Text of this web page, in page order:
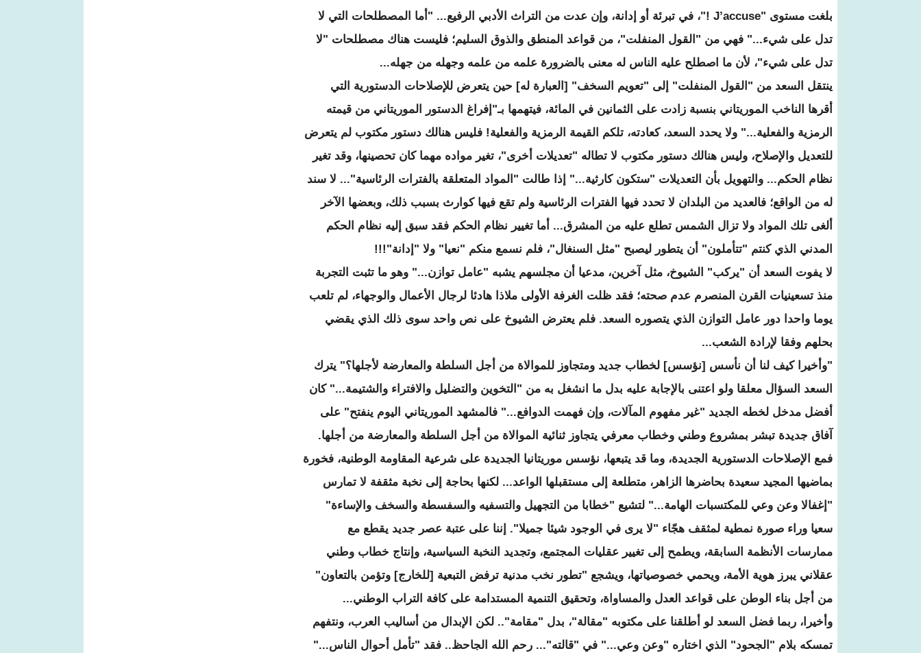
بلغت مستوى "J’accuse !"، في تبرئة أو إدانة، وإن عدت من التراث الأدبي الرفيع... "أما المصطلحات التي لا
تدل على شيء..." فهي من "القول المنفلت"، من قواعد المنطق والذوق السليم؛ فليست هناك مصطلحات "لا
تدل على شيء"، لأن ما اصطلح عليه الناس له معنى بالضرورة علمه من علمه وجهله من جهله...
ينتقل السعد من "القول المنفلت" إلى "تعويم السخف" [العبارة له] حين يتعرض للإصلاحات الدستورية التي
أقرها الناخب الموريتاني بنسبة زادت على الثمانين في المائة، فيتهمها بـ"إفراغ الدستور الموريتاني من قيمته
الرمزية والفعلية..." ولا يحدد السعد، كعادته، تلكم القيمة الرمزية والفعلية! فليس هنالك دستور مكتوب لم يتعرض
للتعديل والإصلاح، وليس هنالك دستور مكتوب لا تطاله "تعديلات أخرى"، تغير مواده مهما كان تحصينها، وقد تغير
نظام الحكم... والتهويل بأن التعديلات "ستكون كارثية..." إذا طالت "المواد المتعلقة بالفترات الرئاسية"... لا سند
له من الواقع؛ فالعديد من البلدان لا تحدد فيها الفترات الرئاسية ولم تقع فيها كوارث بسبب ذلك، وبعضها الآخر
ألغى تلك المواد ولا تزال الشمس تطلع عليه من المشرق... أما تغيير نظام الحكم فقد سبق إليه نظام الحكم
المدني الذي كنتم "تتأملون" أن يتطور ليصبح "مثل السنغال"، فلم نسمع منكم "نعيا" ولا "إدانة"!!!
لا يفوت السعد أن "يركب" الشيوخ، مثل آخرين، مدعيا أن مجلسهم يشبه "عامل توازن..." وهو ما تثبت التجربة
منذ تسعينيات القرن المنصرم عدم صحته؛ فقد ظلت الغرفة الأولى ملاذا هادئا لرجال الأعمال والوجهاء، لم تلعب
يوما واحدا دور عامل التوازن الذي يتصوره السعد. فلم يعترض الشيوخ على نص واحد سوى ذلك الذي يقضي
بحلهم وفقا لإرادة الشعب...
"وأخيرا كيف لنا أن نأسس [نؤسس] لخطاب جديد ومتجاوز للموالاة من أجل السلطة والمعارضة لأجلها؟" يترك
السعد السؤال معلقا ولو اعتنى بالإجابة عليه بدل ما انشغل به من "التخوين والتضليل والافتراء والشتيمة..." كان
أفضل مدخل لخطه الجديد "غير مفهوم المآلات، وإن فهمت الدوافع..." فالمشهد الموريتاني اليوم ينفتح" على
آفاق جديدة تبشر بمشروع وطني وخطاب معرفي يتجاوز ثنائية الموالاة من أجل السلطة والمعارضة من أجلها.
فمع الإصلاحات الدستورية الجديدة، وما قد يتبعها، نؤسس موريتانيا الجديدة على شرعية المقاومة الوطنية، فخورة
بماضيها المجيد سعيدة بحاضرها الزاهر، متطلعة إلى مستقبلها الواعد... لكنها بحاجة إلى نخبة مثقفة لا تمارس
"إغفالا وعن وعي للمكتسبات الهامة..." لتشيع "خطابا من التجهيل والتسفيه والسفسطة والسخف والإساءة"
سعيا وراء صورة نمطية لمثقف هجّاء "لا يرى في الوجود شيئا جميلا". إننا على عتبة عصر جديد يقطع مع
ممارسات الأنظمة السابقة، ويطمح إلى تغيير عقليات المجتمع، وتجديد النخبة السياسية، وإنتاج خطاب وطني
عقلاني يبرز هوية الأمة، ويحمي خصوصياتها، ويشجع "تطور نخب مدنية ترفض التبعية [للخارج] وتؤمن بالتعاون"
من أجل بناء الوطن على قواعد العدل والمساواة، وتحقيق التنمية المستدامة على كافة التراب الوطني...
وأخيرا، ربما فضل السعد لو أطلقنا على مكتوبه "مقالة"، بدل "مقامة".. لكن الإبدال من أساليب العرب، ونتفهم
تمسكه بلام "الجحود" الذي اختاره "وعن وعي..." في "قالته"... رحم الله الجاحظ.. فقد "تأمل أحوال الناس..."